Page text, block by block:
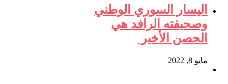
اليسار السوري الوطني
وصحيفته الرافد هي
الحصن الأخير
مايو 8, 2022